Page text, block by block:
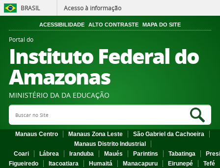
BRASIL Acesso à informação
ACESSIBILIDADE ALTO CONTRASTE MAPA DO SITE
Portal do
Instituto Federal do
Amazonas
MINISTÉRIO DA DA EDUCAÇÃO
Search Site
Manaus Centro Manaus Zona Leste
São Gabriel da Cachoeira
Manaus Distrito Industrial
Coari
Lábrea Iranduba Maués Parintins Tabatinga
Figueiredo
Itacoatiara Humaitá Manacapuru Eirunepé
Tefé